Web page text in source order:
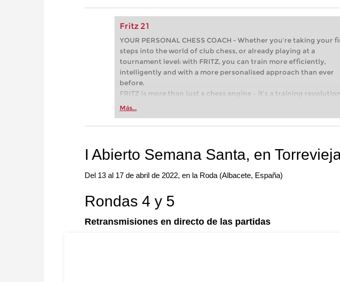
Fritz 21
YOUR PERSONAL CHESS COACH - Whether you’re taking your
steps into the world of club chess, or already playing at a
tournament level: with FRITZ, you can train more efficiently,
intelligently and with a more personalised approach than ever
before.
FRITZ is more than just a chess engine – it’s a training
Whether you’re taking your first steps into the world of club
more efficiently, intelligently and with a more personalised
Más...
I Abierto Semana Santa, en
Del 13 al 17 de abril de 2022, en la Roda (Albacete, España)
Rondas 4 y 5
Retransmisiones en directo de las partidas